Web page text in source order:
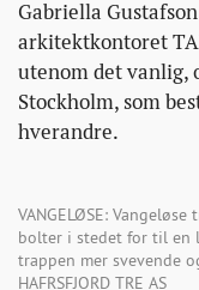
Gabriella
arkitektkontoret
utenom det vanlig,
Stockholm, som
hverandre.
VANGELØSE:
bolter i stedet for til en
trappen mer svevende
HAFRSFJORD TRE AS